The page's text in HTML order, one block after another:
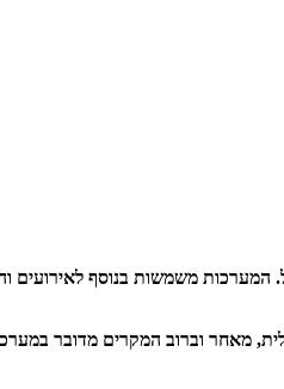
משמשות בנוסף לאירועים
מאחר וברוב המקרים מדובר